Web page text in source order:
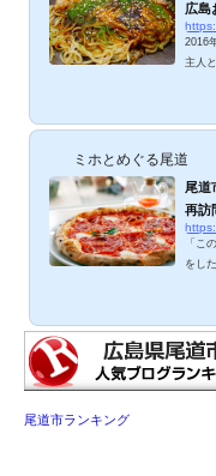
広島
2016
主人
た。
ね。
玉・
ぁ～
ミホとめぐる尾道
尾道
再訪
「こ
をし
ばか
にな
介し
チセ
尾道市ランキング